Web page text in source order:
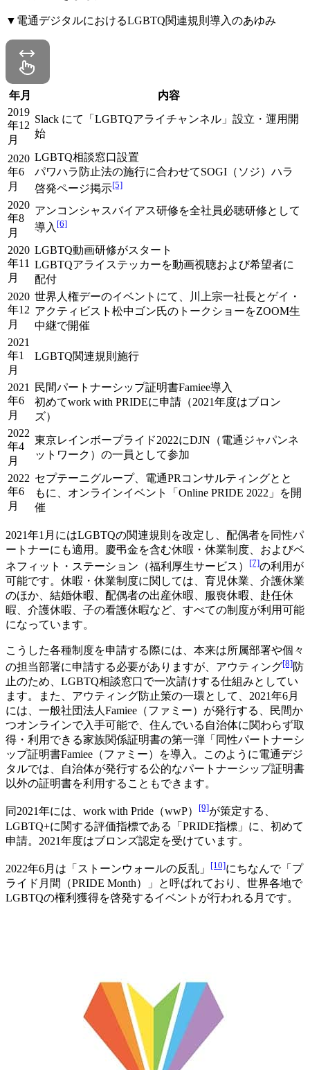
▼電通デジタルにおけるLGBTQ関連規則導入のあゆみ
年月
内容
2019
年12
月
Slack にて「LGBTQアライチャンネル」設立・運用開
始
2020
年6
月
LGBTQ相談窓口設置
パワハラ防止法の施行に合わせてSOGI（ソジ）ハラ
啓発ページ掲示[5]
2020
年8
月
アンコンシャスバイアス研修を全社員必聴研修として
導入 [6]
2020
年11
月
LGBTQ動画研修がスタート
LGBTQアライステッカーを動画視聴および希望者に
配付
2020
年12
月
世界人権デーのイベントにて、川上宗一社長とゲイ・
アクティビスト松中ゴン氏のトークショーをZOOM生
中継で開催
2021
年1
月
LGBTQ関連規則施行
2021
年6
月
民間パートナーシップ証明書Famiee導入
初めてwork with PRIDEに申請（2021年度はブロン
ズ）
2022
年4
月
東京レインボープライド2022にDJN（電通ジャパンネ
ットワーク）の一員として参加
2022
年6
月
セプテーニグループ、電通PRコンサルティングとと
もに、オンラインイベント「Online PRIDE 2022」を開
催
2021年1月にはLGBTQの関連規則を改定し、配偶者を同性パ
ートナーにも適用。慶弔金を含む休暇・休業制度、およびベ
ネフィット・ステーション（福利厚生サービス）
[7]の利用が
可能です。休暇・休業制度に関しては、育児休業、介護休業
のほか、結婚休暇、配偶者の出産休暇、服喪休暇、赴任休
暇、介護休暇、子の看護休暇など、すべての制度が利用可能
になっています。
こうした各種制度を申請する際には、本来は所属部署や個々
の担当部署に申請する必要がありますが、アウティング[8]防
止のため、LGBTQ相談窓口で一次請けする仕組みとしてい
ます。また、アウティング防止策の一環として、2021年6月
には、一般社団法人Famiee（ファミー）が発行する、民間か
つオンラインで入手可能で、住んでいる自治体に関わらず取
得・利用できる家族関係証明書の第一弾「同性パートナーシ
ップ証明書Famiee（ファミー）を導入。このように電通デジ
タルでは、自治体が発行する公的なパートナーシップ証明書
以外の証明書を利用することもできます。
同2021年には、work with Pride（wwP） [9]が策定する、
LGBTQ+に関する評価指標である「PRIDE指標」に、初めて
申請。2021年度はブロンズ認定を受けています。
2022年6月は「ストーンウォールの反乱」 [10]にちなんで「プ
ライド月間（PRIDE Month）」と呼ばれており、世界各地で
LGBTQの権利獲得を啓発するイベントが行われる月です。